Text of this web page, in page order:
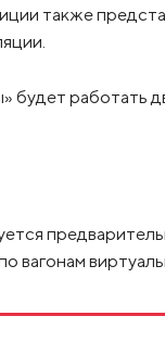
также
будет работать
вагонам